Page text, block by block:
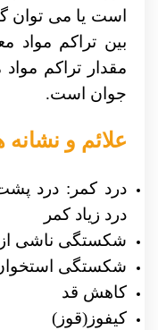
است یا می توان
بین تراکم مواد
مقدار تراکم
جوان است.
علائم و نشانه
درد کمر: درد
درد زیاد کمر
شکستگی ناشی
شکستگی
کاهش قد
کیفوز(قوز)